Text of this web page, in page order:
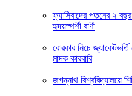
ফ্যাসিবাদের পতনের ২
হৃদয়স্পর্শী বাণী
বোরকার নিচে
মাদক কারবারি
জগন্নাথ বিশ্ববিদ্যালয়ে